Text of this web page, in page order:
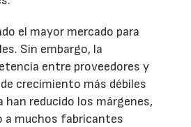
el mayor mercado para
Sin embargo, la
entre proveedores y
crecimiento más débiles
han reducido los márgenes,
a muchos fabricantes